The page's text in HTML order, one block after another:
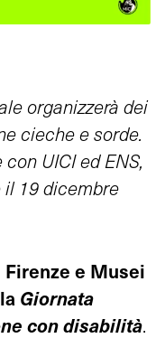
organizzerà dei
cieche e sorde.
UICI ed ENS,
il 19 dicembre
Firenze e Musei
Giornata
con disabilità.